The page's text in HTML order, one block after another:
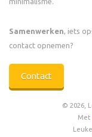
Samenwerken, iets
contact opnemen?
Contact
© 2026,
Met